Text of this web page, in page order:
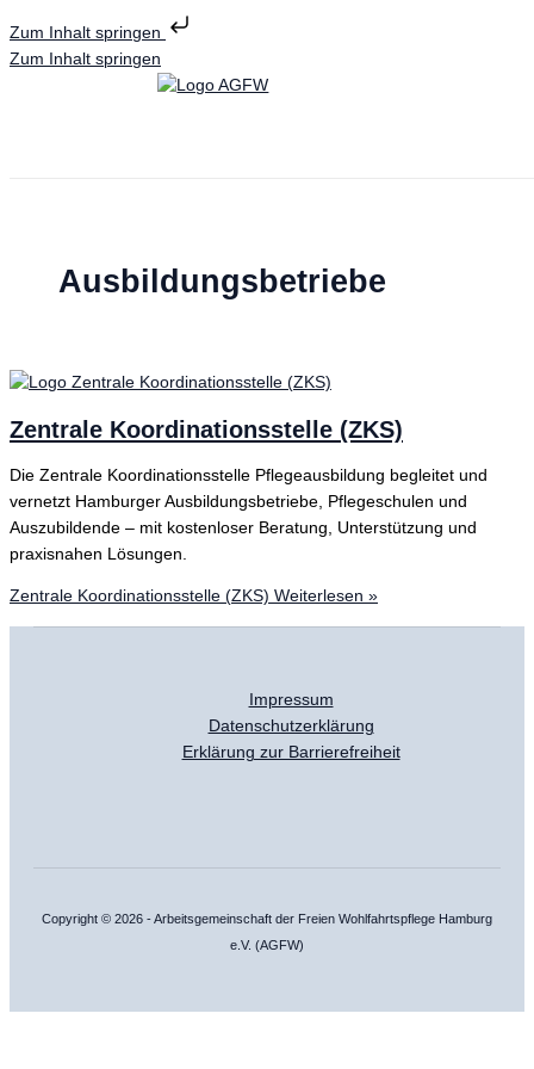
Zum Inhalt springen
Zum Inhalt springen
Ausbildungsbetriebe
Zentrale Koordinationsstelle (ZKS)
Die Zentrale Koordinationsstelle Pflegeausbildung begleitet und
vernetzt Hamburger Ausbildungsbetriebe, Pflegeschulen und
Auszubildende – mit kostenloser Beratung, Unterstützung und
praxisnahen Lösungen.
Zentrale Koordinationsstelle (ZKS) Weiterlesen »
Impressum
Datenschutzerklärung
Erklärung zur Barrierefreiheit
Copyright © 2026 - Arbeitsgemeinschaft der Freien Wohlfahrtspflege Hamburg
e.V. (AGFW)